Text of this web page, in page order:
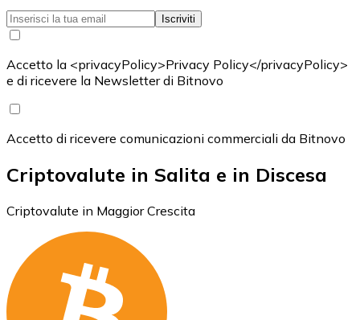
Iscriviti
Accetto la <privacyPolicy>Privacy Policy</privacyPolicy>
e di ricevere la Newsletter di Bitnovo
Accetto di ricevere comunicazioni commerciali da Bitnovo
Criptovalute in Salita e in Discesa
Criptovalute in Maggior Crescita